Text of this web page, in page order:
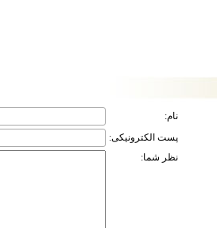
نام:
پست الکترونیکی:
نظر شما: